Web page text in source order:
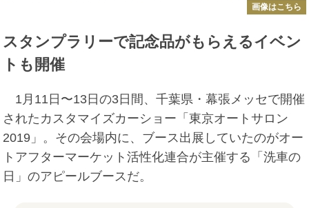
画像はこちら
スタンプラリーで記念品がもらえるイベン
トも開催
1月11日〜13日の3日間、千葉県・幕張メッセで開催
されたカスタマイズカーショー「東京オートサロン
2019」。その会場内に、ブース出展していたのがオー
トアフターマーケット活性化連合が主催する「洗車の
日」のアピールブースだ。